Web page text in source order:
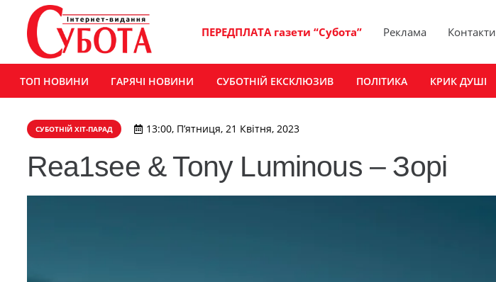
ПЕРЕДПЛАТА газети “Субота” Реклама Контакти
ТОП НОВИНИ ГАРЯЧІ НОВИНИ СУБОТНІЙ ЕКСКЛЮЗИВ ПОЛІТИКА КРИК ДУШІ
СУБОТНІЙ ХІТ-ПАРАД 13:00, П’ятниця, 21 Квітня, 2023
Rea1see & Tony Luminous – Зорi